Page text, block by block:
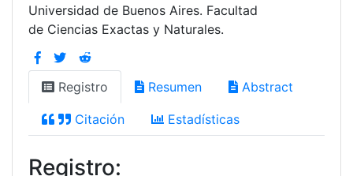
Universidad de Buenos Aires. Facultad
de Ciencias Exactas y Naturales.
Registro Resumen Abstract
Citación Estadísticas
Registro: